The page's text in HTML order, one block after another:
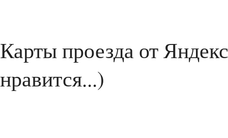
Карты проезда от
нравится...)